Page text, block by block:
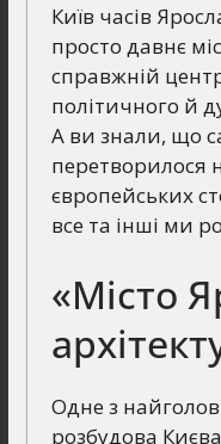
Київ часів
просто давнє
справжній
політичного й
А ви знали, що
перетворилося
європейських
все та інші ми
«Місто
Одне з
розбудова